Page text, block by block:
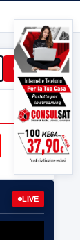
Cerca
LIVE